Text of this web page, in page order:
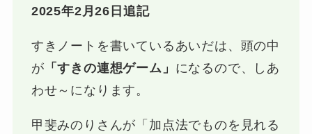
2025年2月26日追記
すきノートを書いているあいだは、頭の中
が 「すきの連想ゲーム」 になるので、しあ
わせ～になります。
甲斐みのりさんが「加点法でものを見れる